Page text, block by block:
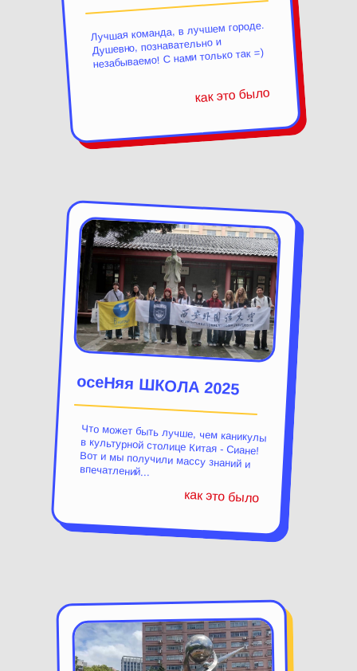
Лучшая команда, в лучшем городе.
Душевно, познавательно и
незабываемо! С нами только так =)
как это было
осеНяя ШКОЛА 2025
Что может быть лучше, чем каникулы
в культурной столице Китая - Сиане!
Вот и мы получили массу знаний и
впечатлений...
как это было